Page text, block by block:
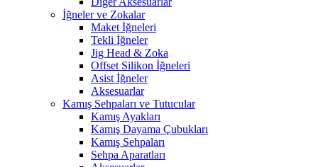
İğneler ve Zokalar
Maket İğneleri
Tekli İğneler
Jig Head & Zoka
Offset Silikon İğneleri
Asist İğneler
Aksesuarlar
Kamış Sehpaları ve Tutucular
Kamış Ayakları
Kamış Dayama Çubukları
Kamış Sehpaları
Sehpa Aparatları